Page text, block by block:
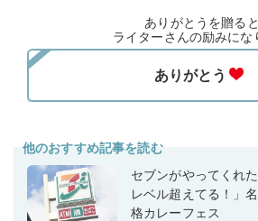
ありがとうを贈ると
ライターさんの励みにな
他のおすすめ記事を読む
セブンがやってくれ
レベル超えてる！」
格カレーフェス